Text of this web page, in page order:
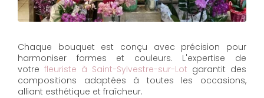
Chaque bouquet est conçu avec précision pour
harmoniser formes et couleurs. L'expertise de
votre fleuriste à Saint-Sylvestre-sur-Lot garantit des
compositions adaptées à toutes les occasions,
alliant esthétique et fraîcheur.